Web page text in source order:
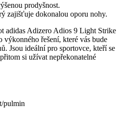
prodyšnost.
zajišťuje dokonalou oporu nohy.
adidas Adizero Adios 9 Light Strike
řešení, které vás bude
Jsou ideální pro sportovce, kteří se
si užívat nepřekonatelné
pulmin